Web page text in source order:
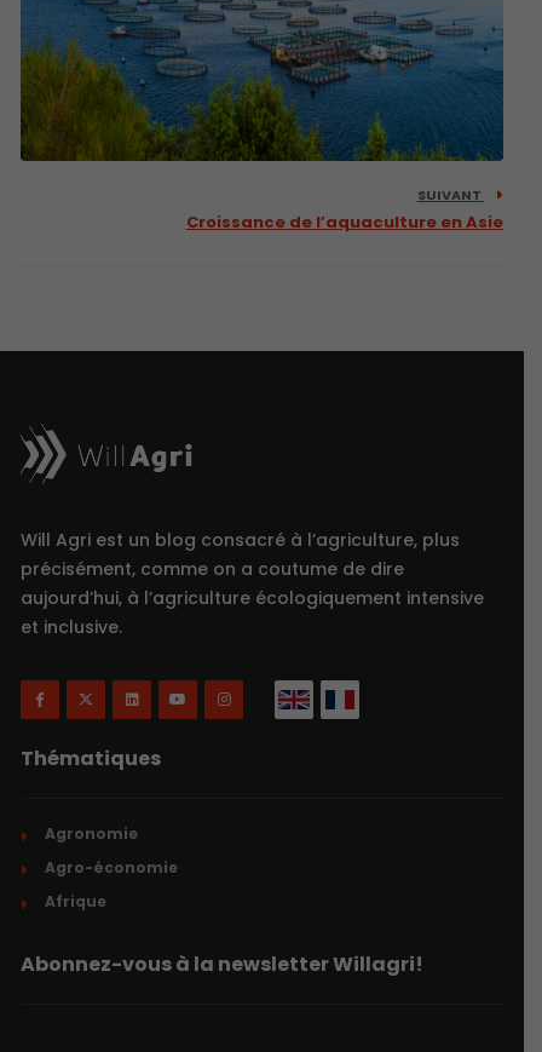
SUIVANT
Croissance de l’aquaculture en Asie
Will Agri est un blog consacré à l’agriculture, plus
précisément, comme on a coutume de dire
aujourd’hui, à l’agriculture écologiquement intensive
et inclusive.
Thématiques
Agronomie
Agro-économie
Afrique
Abonnez-vous à la newsletter Willagri!